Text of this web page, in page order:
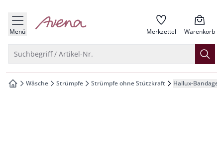
springen
springen
springen
springen
Menü zur Startseite Merkzettel Warenkorb
Suchbegriff / Artikel-Nr.
zur Startseite
Wäsche Strümpfe Strümpfe ohne Stützkraft Hallux-